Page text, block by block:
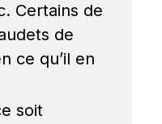
Certains de
de
ce qu’il en
soit